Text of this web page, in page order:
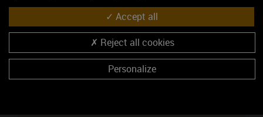
Madame Maurice
03 80 21 54 27
06 09 93 37 27
03 80 21 59 77
http://www.domaineduprieure-maurice.com
Accept all
Reject all cookies
Personalize